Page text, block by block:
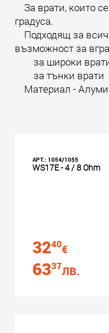
За врати, които
градуса.
Подходящ за
възможност за
за широки
за тънки врати
Материал -
АРТ.: 1054/1055
WS17E - 4 / 8 Ohm
3240€
6337ЛВ.